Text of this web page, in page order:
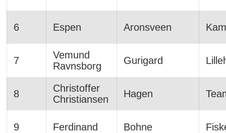
6 Espen Aronsveen
7
Vemund
Ravnsborg
Gurigard
8
Christoffer
Christiansen
Hagen
9 Ferdinand Bohne